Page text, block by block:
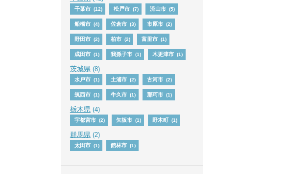
千葉市 (12) 松戸市 (7) 流山市 (5)
船橋市 (4) 佐倉市 (3) 市原市 (2)
野田市 (2) 柏市 (2) 富里市 (1)
成田市 (1) 我孫子市 (1) 木更津市 (1)
茨城県(8)
水戸市 (1) 土浦市 (2) 古河市 (2)
筑西市 (1) 牛久市 (1) 那珂市 (1)
栃木県(4)
宇都宮市 (2) 矢板市 (1) 野木町 (1)
群馬県(2)
太田市 (1) 館林市 (1)